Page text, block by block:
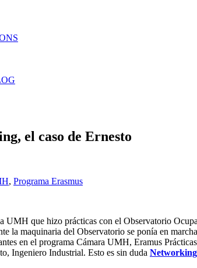
el caso de Ernesto
, Programa Erasmus
UMH que hizo prácticas con el Observatorio
la maquinaria del Observatorio se ponía en
en el programa Cámara UMH, Eramus
Ingeniero Industrial. Esto es sin duda Networking